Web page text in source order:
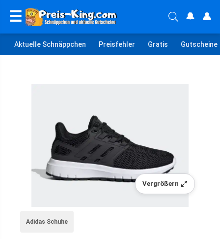
☰ 🔔 👤
Aktuelle Schnäppchen Preisfehler Gratis Gutscheine
Vergrößern
Adidas Schuhe